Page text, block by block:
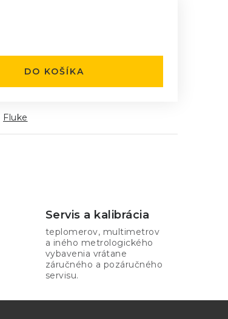
DO KOŠÍKA
Fluke
Servis a kalibrácia
teplomerov, multimetrov
a iného metrologického
vybavenia vrátane
záručného a pozáručného
servisu.